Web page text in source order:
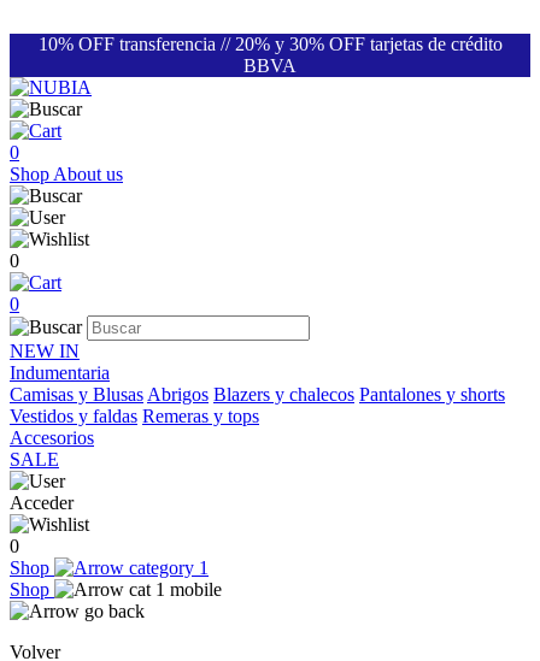
10% OFF transferencia // 20% y 30% OFF tarjetas de crédito
BBVA
0
Shop About us
0
0
NEW IN
Indumentaria
Camisas y Blusas Abrigos Blazers y chalecos Pantalones y shorts
Vestidos y faldas Remeras y tops
Accesorios
SALE
Acceder
0
Shop
Shop
Volver